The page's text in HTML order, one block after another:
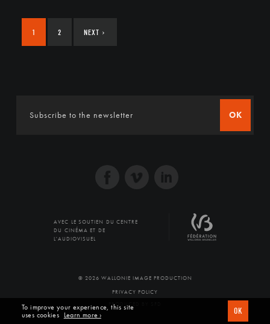
1 2 NEXT ›
OK
AVEC LE SOUTIEN DU CENTRE
DU CINÉMA ET DE
L'AUDIOVISUEL
© 2026 WALLONIE IMAGE PRODUCTION
PRIVACY POLICY
PRODUCED BY SFD
To improve your experience, this site
uses cookies Learn more › OK